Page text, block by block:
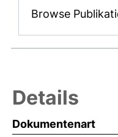
Browse
Details
Dokumentenart